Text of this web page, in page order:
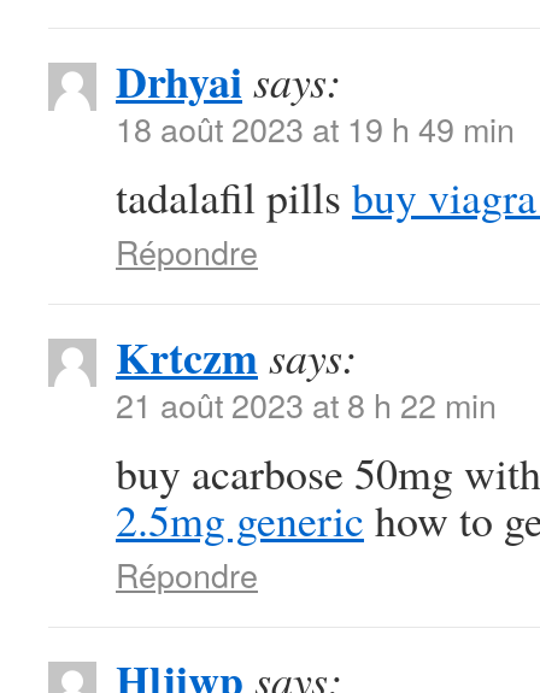
Drhyaisays:
18 août 2023 at 19 h 49 min
tadalafil pills buy
Répondre
Krtczmsays:
21 août 2023 at 8 h 22 min
buy acarbose 50mg
2.5mg generic how to
Répondre
Hljiwp says: